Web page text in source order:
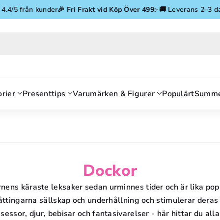
Gå vidare till innehåll
kunder🎉Fri Frakt vid Köp Över 499:-🚚 Leverans 2–3 dagar
Presenttips Varumärken & Figurer Populärt
P
R
O
Dockor
käraste leksaker sedan urminnes tider och är lika
sällskap och underhållning och stimulerar
djur, bebisar och fantasivarelser - här hittar du